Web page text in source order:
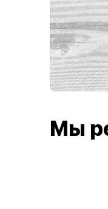
Мы